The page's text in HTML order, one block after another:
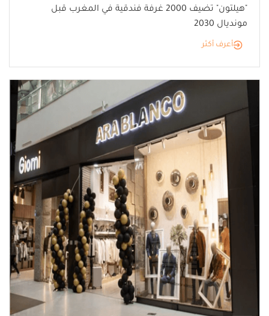
"هيلتون" تضيف 2000 غرفة فندقية في المغرب قبل
مونديال 2030
أعرف أكثر